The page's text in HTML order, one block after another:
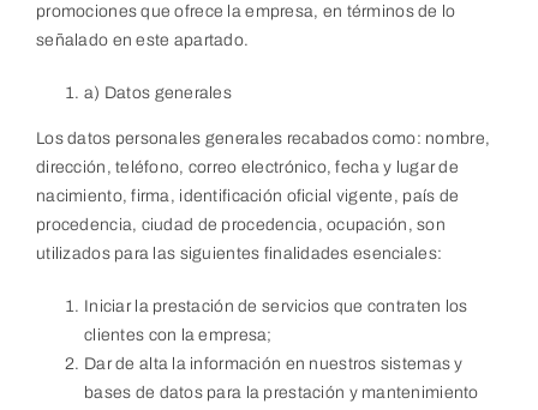
promociones que ofrece la empresa, en términos de lo
señalado en este apartado.
a) Datos generales
Los datos personales generales recabados como: nombre,
dirección, teléfono, correo electrónico, fecha y lugar de
nacimiento, firma, identificación oficial vigente, país de
procedencia, ciudad de procedencia, ocupación, son
utilizados para las siguientes finalidades esenciales:
Iniciar la prestación de servicios que contraten los
clientes con la empresa;
Dar de alta la información en nuestros sistemas y
bases de datos para la prestación y mantenimiento